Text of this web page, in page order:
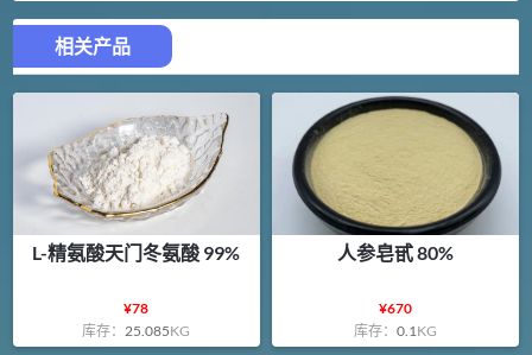
相关产品
L-精氨酸天门冬氨酸 99%
¥78
库存：25.085KG
人参皂甙 80%
¥670
库存：0.1KG